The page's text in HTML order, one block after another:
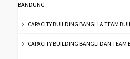
BANDUNG
CAPACITY BUILDING BANGLI & TEAM
CAPACITY BUILDING BANGLI DAN TEAM